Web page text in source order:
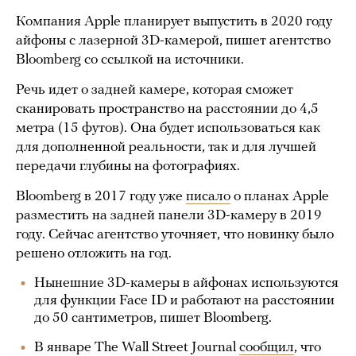
Компания Apple планирует выпустить в 2020 году
айфоны с лазерной 3D-камерой, пишет агентство
Bloomberg со ссылкой на источники.
Речь идет о задней камере, которая сможет
сканировать пространство на расстоянии до 4,5
метра (15 футов). Она будет использоваться как
для дополненной реальности, так и для лучшей
передачи глубины на фотографиях.
Bloomberg в 2017 году уже писало о планах Apple
разместить на задней панели 3D-камеру в 2019
году. Сейчас агентство уточняет, что новинку было
решено отложить на год.
Нынешние 3D-камеры в айфонах используются
для функции Face ID и работают на расстоянии
до 50 сантиметров, пишет Bloomberg.
В январе The Wall Street Journal сообщил, что